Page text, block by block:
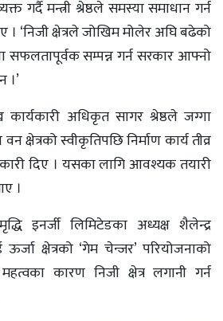
गर्दै मन्त्री श्रेष्ठले समस्या समाधान गर्न
। ‘निजी क्षेत्रले जोखिम मोलेर अघि बढेको
सम्पन्न गर्न सरकार आफ्नो
।’
अधिकृत सागर श्रेष्ठले जग्गा
क्षेत्रको स्वीकृतिपछि निर्माण कार्य तीव्र
दिए । यसका लागि आवश्यक तयारी
।
इनर्जी लिमिटेडका अध्यक्ष शैलेन्द्र
क्षेत्रको ‘गेम चेन्जर’ परियोजनाको
कारण निजी क्षेत्र लगानी गर्न